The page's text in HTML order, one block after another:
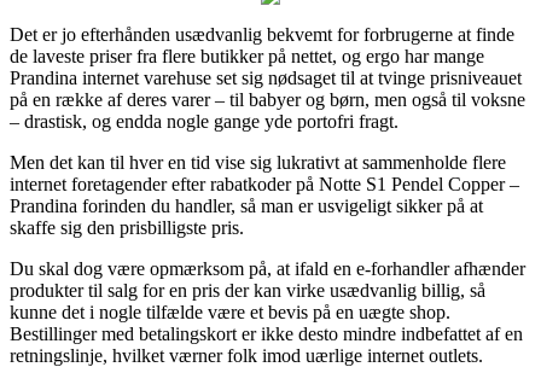
Det er jo efterhånden usædvanlig bekvemt for forbrugerne at finde
de laveste priser fra flere butikker på nettet, og ergo har mange
Prandina internet varehuse set sig nødsaget til at tvinge prisniveauet
på en række af deres varer – til babyer og børn, men også til voksne
– drastisk, og endda nogle gange yde portofri fragt.
Men det kan til hver en tid vise sig lukrativt at sammenholde flere
internet foretagender efter rabatkoder på Notte S1 Pendel Copper –
Prandina forinden du handler, så man er usvigeligt sikker på at
skaffe sig den prisbilligste pris.
Du skal dog være opmærksom på, at ifald en e-forhandler afhænder
produkter til salg for en pris der kan virke usædvanlig billig, så
kunne det i nogle tilfælde være et bevis på en uægte shop.
Bestillinger med betalingskort er ikke desto mindre indbefattet af en
retningslinje, hvilket værner folk imod uærlige internet outlets.